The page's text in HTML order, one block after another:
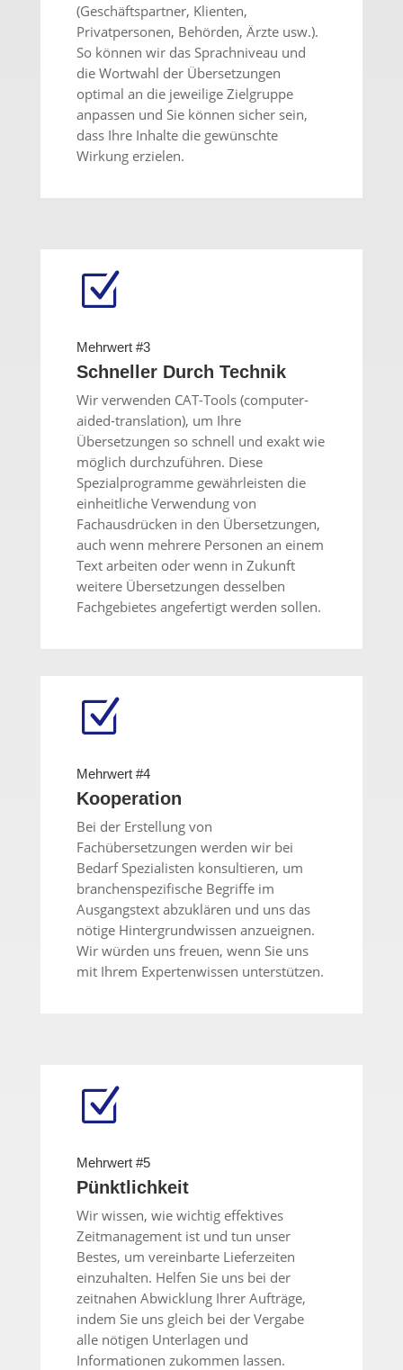
(Geschäftspartner, Klienten,
Privatpersonen, Behörden, Ärzte usw.).
So können wir das Sprachniveau und
die Wortwahl der Übersetzungen
optimal an die jeweilige Zielgruppe
anpassen und Sie können sicher sein,
dass Ihre Inhalte die gewünschte
Wirkung erzielen.
Z
Mehrwert #3
Schneller Durch Technik
Wir verwenden CAT-Tools (computer-
aided-translation), um Ihre
Übersetzungen so schnell und exakt wie
möglich durchzuführen. Diese
Spezialprogramme gewährleisten die
einheitliche Verwendung von
Fachausdrücken in den Übersetzungen,
auch wenn mehrere Personen an einem
Text arbeiten oder wenn in Zukunft
weitere Übersetzungen desselben
Fachgebietes angefertigt werden sollen.
Z
Mehrwert #4
Kooperation
Bei der Erstellung von
Fachübersetzungen werden wir bei
Bedarf Spezialisten konsultieren, um
branchenspezifische Begriffe im
Ausgangstext abzuklären und uns das
nötige Hintergrundwissen anzueignen.
Wir würden uns freuen, wenn Sie uns
mit Ihrem Expertenwissen unterstützen.
Z
Mehrwert #5
Pünktlichkeit
Wir wissen, wie wichtig effektives
Zeitmanagement ist und tun unser
Bestes, um vereinbarte Lieferzeiten
einzuhalten. Helfen Sie uns bei der
zeitnahen Abwicklung Ihrer Aufträge,
indem Sie uns gleich bei der Vergabe
alle nötigen Unterlagen und
Informationen zukommen lassen.